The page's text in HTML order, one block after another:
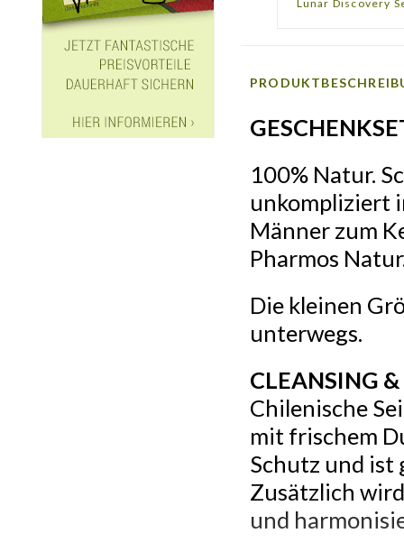
Lunar Discovery
100% Natur.
unkompliziert
Männer zum
Pharmos
Die kleinen
unterwegs.
CLEANSING
Chilenische
mit frischem
Schutz und ist
Zusätzlich
und